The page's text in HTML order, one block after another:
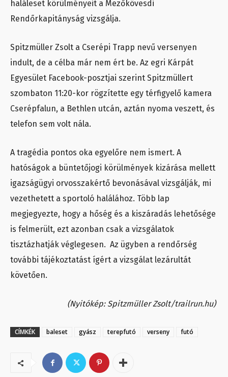
haláleset körülményeit a Mezőkövesdi
Rendőrkapitányság vizsgálja.
Spitzmüller Zsolt a Cserépi Trapp nevű versenyen
indult, de a célba már nem ért be. Az egri Kárpát
Egyesület Facebook-posztjai szerint Spitzmüllert
szombaton 11:20-kor rögzítette egy térfigyelő kamera
Cserépfalun, a Bethlen utcán, aztán nyoma veszett, és
telefon sem volt nála.
A tragédia pontos oka egyelőre nem ismert. A
hatóságok a büntetőjogi körülmények kizárása mellett
igazságügyi orvosszakértő bevonásával vizsgálják, mi
vezethetett a sportoló halálához. Több lap
megjegyezte, hogy a hőség és a kiszáradás lehetősége
is felmerült, ezt azonban csak a vizsgálatok
tisztázhatják véglegesen. Az ügyben a rendőrség
további tájékoztatást ígért a vizsgálat lezárultát
követően.
(Nyitókép: Spitzmüller Zsolt/trailrun.hu)
CÍMKÉK baleset gyász terepfutó verseny futó